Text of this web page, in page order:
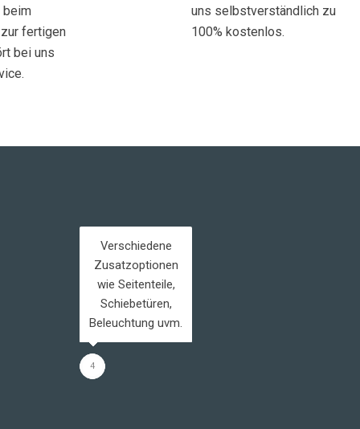
beim
fertigen
bei uns
uns selbstverständlich zu
100% kostenlos.
1
Freistehend oder
mit
Wandanschluss
2
Mit und ohne
Markise
3
Schneelastzone
I-III
4
Verschiedene
Zusatzoptionen
wie Seitenteile,
Schiebetüren,
Beleuchtung uvm.